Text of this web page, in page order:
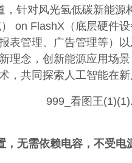
针对风光氢低碳新能源
on FlashX（底层硬件
表管理、广告管理等）
理念，创新能源应用场
，共同探索人工智能在新
，无需依赖电容，不受电